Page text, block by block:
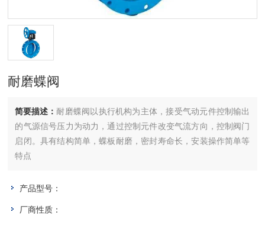
耐磨蝶阀
简要描述： 耐磨蝶阀以执行机构为主体，接受气动元件控制输出
的气源信号压力为动力，通过控制元件改变气流方向，控制阀门
启闭。具有结构简单，蝶板耐磨，密封寿命长，安装操作简单等
特点
产品型号：
厂商性质：